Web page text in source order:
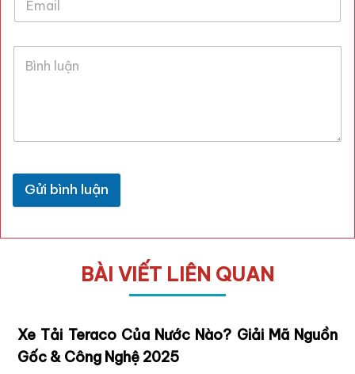
Gửi bình luận
BÀI VIẾT LIÊN QUAN
Xe Tải Teraco Của Nước Nào? Giải Mã Nguồn
Gốc & Công Nghệ 2025